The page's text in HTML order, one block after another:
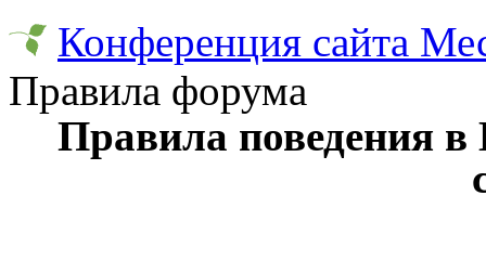
Конференция сайта
Правила форума
Правила поведения